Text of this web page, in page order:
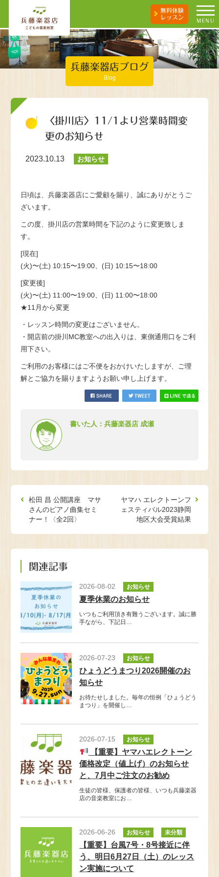
無料体験
レッスン
MENU
兵藤楽器店ブログ
Blog
〈掛川店〉11/1より営業時間変
更のお知らせ
2023.10.13 お知らせ
日頃は、兵藤楽器店にご愛顧を賜り、誠にありがとうご
ざいます。
この度、掛川店の営業時間を下記のように変更致しま
す。
[現在]
(火)〜(土) 10:15〜19:00、(日) 10:15〜18:00
[変更後]
(火)〜(土) 11:00〜19:00、(日) 11:00〜18:00
★11月から変更
・レッスン時間の変更はございません。
・開店前の掛川MC教室への出入りは、東側通用口をご利
用下さい。
ご利用のお客様にはご不便をおかけいたしますが、ご理
解とご協力を賜りますようお願い申し上げます。
書いた人：兵藤楽器店 成瀬
松田 昌 公開講座 マサ
さんのピアノ曲集セミ
ナー！〈全2回〉
ヤマハ エレクトーンフ
ェスティバル2023静岡
地区大会受賞結果
関連記事
2026-08-02 お知らせ
夏季休業のお知らせ
いつもご利用頂き有難うございます。誠に勝
手ながら、下記日…
2026-07-23 お知らせ
ひょうどうまつり2026開催のお
知らせ
お待たせしました。毎年の恒例「ひょうどう
まつり」を開催し…
2026-07-15 お知らせ
【重要】ヤマハエレクトーン
価格改定（値上げ）のお知らせ
と、7月中ご注文のお勧め
生徒の皆様、保護者の皆様、いつも兵藤楽器
店の音楽教室にお…
2026-06-26 お知らせ 未分類
【重要】台風7号・8号接近に伴
う、明日6月27日（土）のレッス
ン実施について